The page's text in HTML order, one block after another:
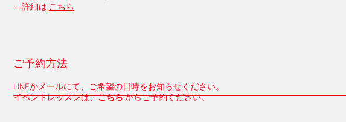
→詳細は こちら
ご予約方法
LINEかメールにて、ご希望の日時をお知らせください。
​イベントレッスンは、こちらからご予約ください。